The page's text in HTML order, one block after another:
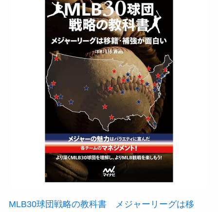
MLB30球団戦略の教科書 メジャーリーグは移